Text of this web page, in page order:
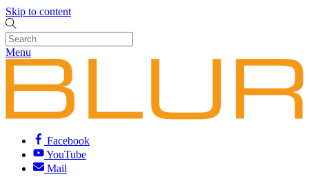
Skip to content
Menu
Facebook
YouTube
Mail